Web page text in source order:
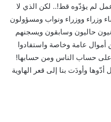
لم يؤدّوه قط!.. لكن الذي لا
وزراء ووزراء ونواب ومسؤولون
حاليون وسابقون ويسجنهم
عامة وخاصة واستفادوا
على حساب الناس ومن حسابها!
وأودَت بنا إلى قعر الهاوية